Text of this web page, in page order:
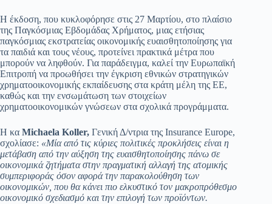
Η έκδοση, που κυκλοφόρησε στις 27 Μαρτίου, στο πλαίσιο
της Παγκόσμιας Εβδομάδας Χρήματος, μιας ετήσιας
παγκόσμιας εκστρατείας οικονομικής ευαισθητοποίησης για
τα παιδιά και τους νέους, προτείνει πρακτικά μέτρα που
μπορούν να ληφθούν. Για παράδειγμα, καλεί την Ευρωπαϊκή
Επιτροπή να προωθήσει την έγκριση εθνικών στρατηγικών
χρηματοοικονομικής εκπαίδευσης στα κράτη μέλη της ΕΕ,
καθώς και την ενσωμάτωση των στοιχείων
χρηματοοικονομικών γνώσεων στα σχολικά προγράμματα.
Η κα Michaela Koller, Γενική Δ/ντρια της Insurance Europe,
σχολίασε: «Μία από τις κύριες πολιτικές προκλήσεις είναι η
μετάβαση από την αύξηση της ευαισθητοποίησης πάνω σε
οικονομικά ζητήματα στην πραγματική αλλαγή της ατομικής
συμπεριφοράς όσον αφορά την παρακολούθηση των
οικονομικών, που θα κάνει πιο ελκυστικό τον μακροπρόθεσμο
οικονομικό σχεδιασμό και την επιλογή των προϊόντων.